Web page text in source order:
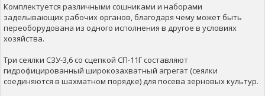
Комплектуется различными сошниками и наборами
заделывающих рабочих органов, благодаря чему может быть
переоборудована из одного исполнения в другое в условиях
хозяйства.
Три сеялки СЗУ-3,6 со сцепкой СП-11Г составляют
гидрофицированный широкозахватный агрегат (сеялки
соединяются в шахматном порядке) для посева зерновых культур.